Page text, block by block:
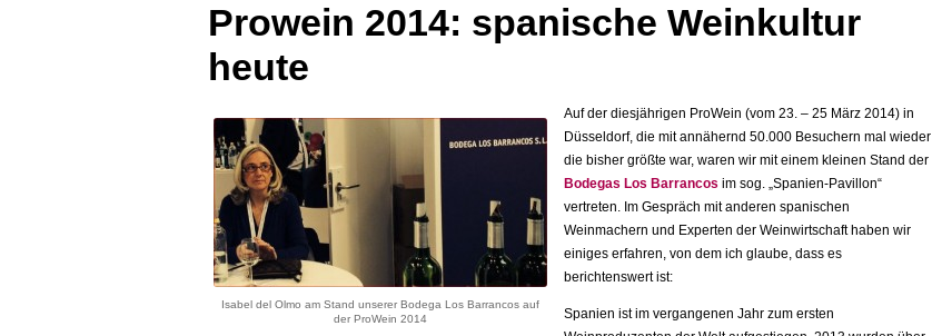
Prowein 2014: spanische Weinkultur
heute
Isabel del Olmo am Stand unserer Bodega Los Barrancos auf
der ProWein 2014
Auf der diesjährigen ProWein (vom 23. – 25 März 2014) in
Düsseldorf, die mit annähernd 50.000 Besuchern mal wieder
die bisher größte war, waren wir mit einem kleinen Stand der
Bodegas Los Barrancos im sog. „Spanien-Pavillon“
vertreten. Im Gespräch mit anderen spanischen
Weinmachern und Experten der Weinwirtschaft haben wir
einiges erfahren, von dem ich glaube, dass es
berichtenswert ist:
Spanien ist im vergangenen Jahr zum ersten